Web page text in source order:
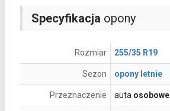
Specyfikacja opony
Rozmiar 255/35 R19
Sezon opony letnie
Przeznaczenie auta osobowe